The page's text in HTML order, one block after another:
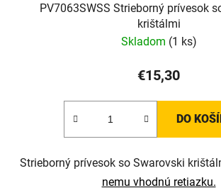
PV7063SWSS Strieborný prívesok
krištálmi
Skladom (1 ks)
€15,30
DO
Strieborný prívesok so Swarovski
nemu vhodnú retiazku.